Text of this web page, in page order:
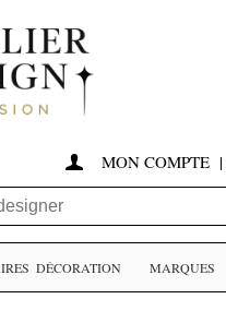
 MON COMPTE |
DÉCORATION MARQUES